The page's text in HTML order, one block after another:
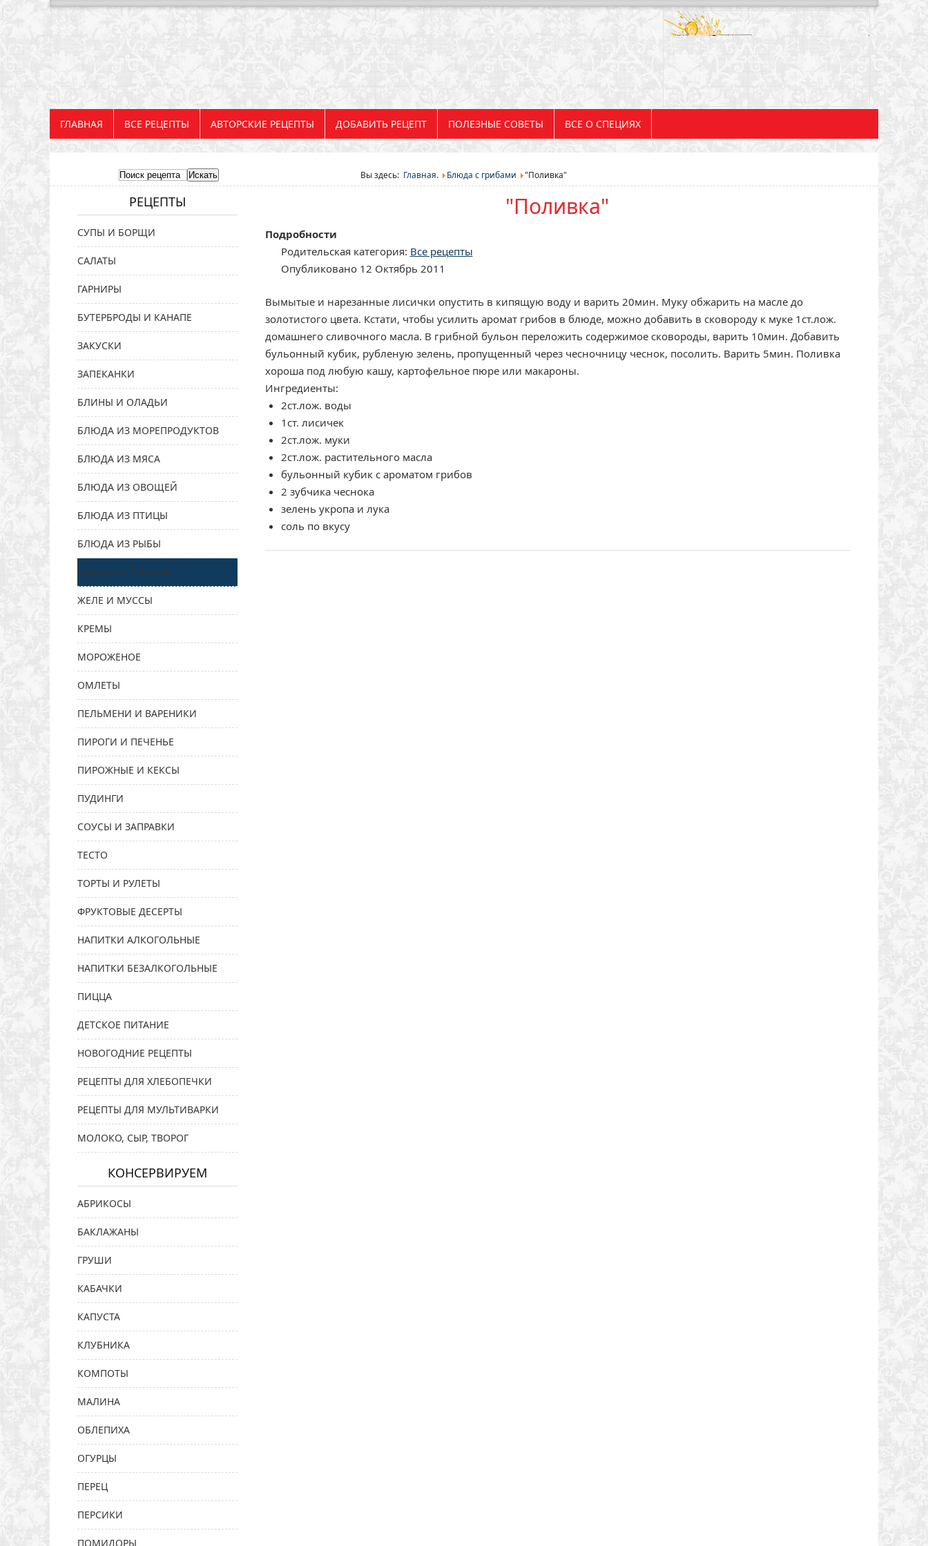
ГЛАВНАЯ ВСЕ РЕЦЕПТЫ АВТОРСКИЕ РЕЦЕПТЫ ДОБАВИТЬ РЕЦЕПТ ПОЛЕЗНЫЕ СОВЕТЫ ВСЕ О СПЕЦИЯХ
Вы здесь: Главная. Блюда с грибами "Поливка"
РЕЦЕПТЫ
СУПЫ И БОРЩИ
САЛАТЫ
ГАРНИРЫ
БУТЕРБРОДЫ И КАНАПЕ
ЗАКУСКИ
ЗАПЕКАНКИ
БЛИНЫ И ОЛАДЬИ
БЛЮДА ИЗ МОРЕПРОДУКТОВ
БЛЮДА ИЗ МЯСА
БЛЮДА ИЗ ОВОЩЕЙ
БЛЮДА ИЗ ПТИЦЫ
БЛЮДА ИЗ РЫБЫ
БЛЮДА С ГРИБАМИ
ЖЕЛЕ И МУССЫ
КРЕМЫ
МОРОЖЕНОЕ
ОМЛЕТЫ
ПЕЛЬМЕНИ И ВАРЕНИКИ
ПИРОГИ И ПЕЧЕНЬЕ
ПИРОЖНЫЕ И КЕКСЫ
ПУДИНГИ
СОУСЫ И ЗАПРАВКИ
ТЕСТО
ТОРТЫ И РУЛЕТЫ
ФРУКТОВЫЕ ДЕСЕРТЫ
НАПИТКИ АЛКОГОЛЬНЫЕ
НАПИТКИ БЕЗАЛКОГОЛЬНЫЕ
ПИЦЦА
ДЕТСКОЕ ПИТАНИЕ
НОВОГОДНИЕ РЕЦЕПТЫ
РЕЦЕПТЫ ДЛЯ ХЛЕБОПЕЧКИ
РЕЦЕПТЫ ДЛЯ МУЛЬТИВАРКИ
МОЛОКО, СЫР, ТВОРОГ
КОНСЕРВИРУЕМ
АБРИКОСЫ
БАКЛАЖАНЫ
ГРУШИ
КАБАЧКИ
КАПУСТА
КЛУБНИКА
КОМПОТЫ
МАЛИНА
ОБЛЕПИХА
ОГУРЦЫ
ПЕРЕЦ
ПЕРСИКИ
ПОМИДОРЫ
"Поливка"
Подробности
Родительская категория: Все рецепты
Опубликовано 12 Октябрь 2011
Вымытые и нарезанные лисички опустить в кипящую воду и варить 20мин. Муку обжарить на масле до
золотистого цвета. Кстати, чтобы усилить аромат грибов в блюде, можно добавить в сковороду к муке 1ст.лож.
домашнего сливочного масла. В грибной бульон переложить содержимое сковороды, варить 10мин. Добавить
бульонный кубик, рубленую зелень, пропущенный через чесночницу чеснок, посолить. Варить 5мин. Поливка
хороша под любую кашу, картофельное пюре или макароны.
Ингредиенты:
2ст.лож. воды
1ст. лисичек
2ст.лож. муки
2ст.лож. растительного масла
бульонный кубик с ароматом грибов
2 зубчика чеснока
зелень укропа и лука
соль по вкусу